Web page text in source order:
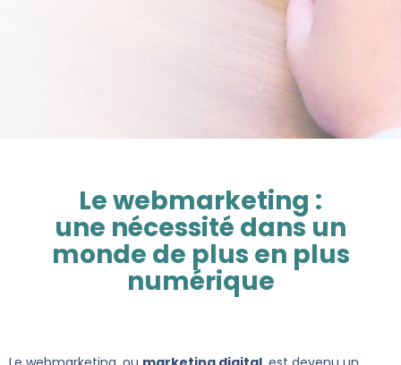
Le webmarketing :
une nécessité dans un
monde de plus en plus
numérique